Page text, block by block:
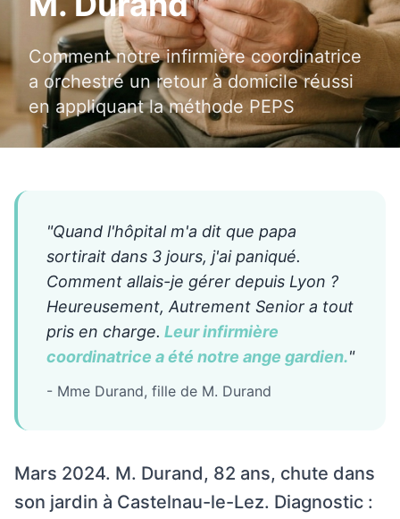
Comment notre infirmière coordinatrice
a orchestré un retour à domicile réussi
en appliquant la méthode PEPS
"Quand l'hôpital m'a dit que papa
sortirait dans 3 jours, j'ai paniqué.
Comment allais-je gérer depuis Lyon ?
Heureusement, Autrement Senior a tout
pris en charge. Leur infirmière
coordinatrice a été notre ange gardien."
- Mme Durand, fille de M. Durand
Mars 2024. M. Durand, 82 ans, chute dans
son jardin à Castelnau-le-Lez. Diagnostic :